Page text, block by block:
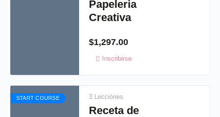
Papeleria
Creativa
$1,297.00
Inscribirse
START COURSE 3 Lecciónes
Receta de